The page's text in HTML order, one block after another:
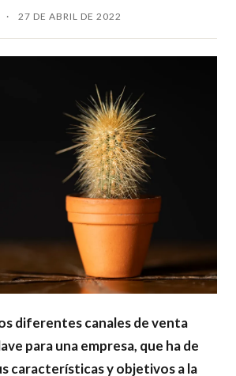
· 27 DE ABRIL DE 2022
diferentes canales de venta
para una empresa, que ha de
características y objetivos a la